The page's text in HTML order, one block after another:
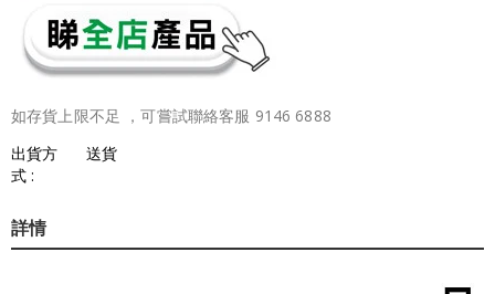
如存貨上限不足 ，可嘗試聯絡客服 9146 6888
出貨方
式 :
送貨
詳情